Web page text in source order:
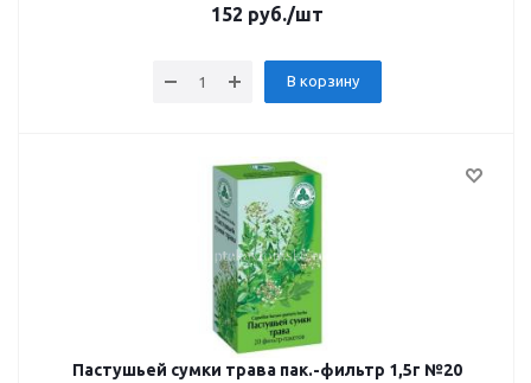
152 руб./шт
В корзину
Пастушьей сумки трава пак.-фильтр 1,5г №20